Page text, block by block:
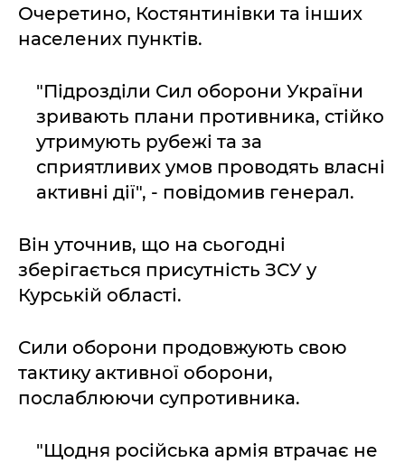
Очеретино, Костянтинівки та інших
населених пунктів.
"Підрозділи Сил оборони України
зривають плани противника, стійко
утримують рубежі та за
сприятливих умов проводять власні
активні дії", - повідомив генерал.
Він уточнив, що на сьогодні
зберігається присутність ЗСУ у
Курській області.
Сили оборони продовжують свою
тактику активної оборони,
послаблюючи супротивника.
"Щодня російська армія втрачає не